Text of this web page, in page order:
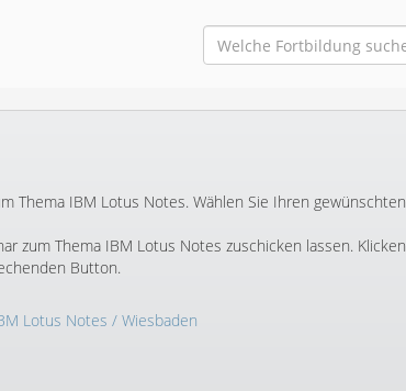
Thema IBM Lotus Notes. Wählen Sie Ihren gewünschten
zum Thema IBM Lotus Notes zuschicken lassen.
Button.
Lotus Notes / Wiesbaden